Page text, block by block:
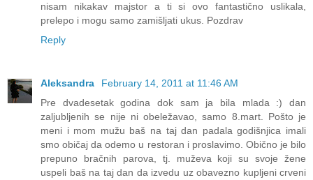
nisam nikakav majstor a ti si ovo fantastično uslikala,
prelepo i mogu samo zamišljati ukus. Pozdrav
Reply
Aleksandra
February 14, 2011 at 11:46 AM
Pre dvadesetak godina dok sam ja bila mlada :) dan
zaljubljenih se nije ni obeležavao, samo 8.mart. Pošto je
meni i mom mužu baš na taj dan padala godišnjica imali
smo običaj da odemo u restoran i proslavimo. Obično je bilo
prepuno bračnih parova, tj. muževa koji su svoje žene
uspeli baš na taj dan da izvedu uz obavezno kupljeni crveni